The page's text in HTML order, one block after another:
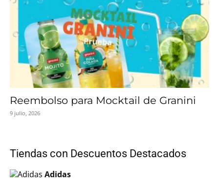
Reembolso para Mocktail de Granini
9 julio, 2026
Tiendas con Descuentos Destacados
Adidas